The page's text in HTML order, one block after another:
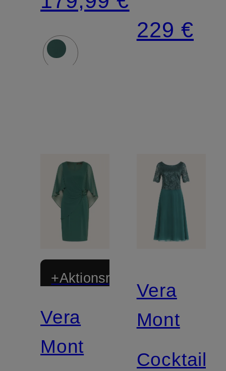
Spitze
229 €
+Aktionsrabatt
Vera
Mont
Vera
Mont